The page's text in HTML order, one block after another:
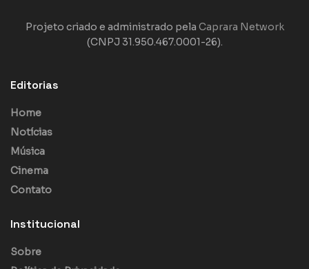
Projeto criado e administrado pela Caprara Network
(CNPJ 31.950.467.0001-26).
Editorias
Home
Notícias
Música
Cinema
Contato
Institucional
Sobre